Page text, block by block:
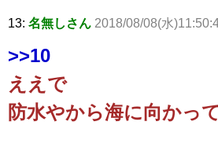
13: 名無しさん 2018/08/08(水
>>10
ええで
防水やから海に向かっ